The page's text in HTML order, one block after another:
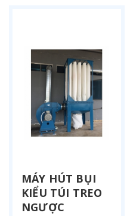
MÁY HÚT BỤI
KIỂU TÚI TREO
NGƯỢC